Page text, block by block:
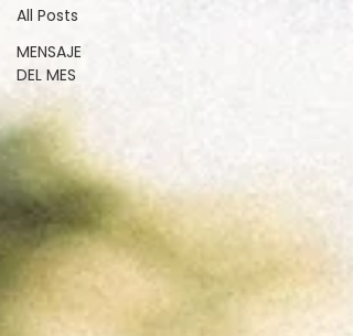
All Posts
MENSAJE
DEL MES